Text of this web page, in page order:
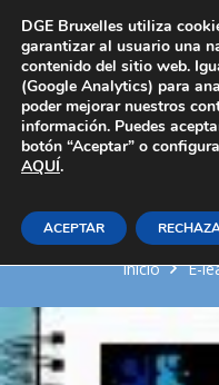
Instalaciones
producción de
Inicio E-
DGE Bruxelles utiliza
garantizar al usuario una
contenido del sitio web.
(Google Analytics) para
poder mejorar nuestros
información. Puedes
botón “Aceptar” o
AQUÍ.
ACEPTAR